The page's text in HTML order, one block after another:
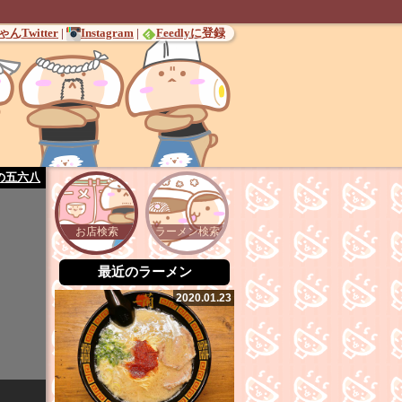
んTwitter | Instagram | Feedlyに登録
五六八
お店検索 ラーメン検索
最近のラーメン
2020.01.23